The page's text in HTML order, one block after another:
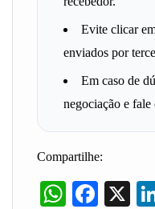
Evite clicar
enviados por
Em caso de
negociação e fale
Compartilhe:
X